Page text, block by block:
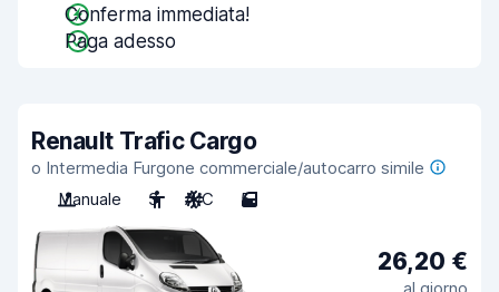
Conferma immediata!
Paga adesso
Renault Trafic Cargo
o Intermedia Furgone commerciale/autocarro simile
Manuale
3 A/C 5
26,20 €
al giorno